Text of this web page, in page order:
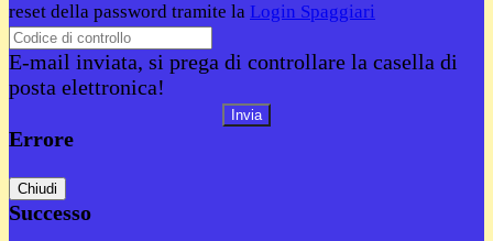
reset della password tramite la Login Spaggiari
E-mail inviata, si prega di controllare la casella di
posta elettronica!
Errore
Chiudi
Successo